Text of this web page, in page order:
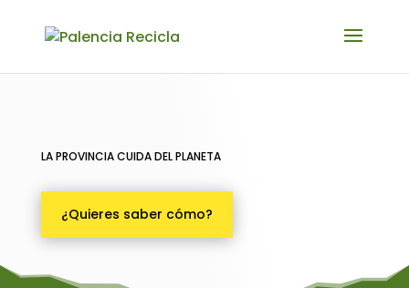
LA PROVINCIA CUIDA DEL PLANETA
¿Quieres saber cómo?